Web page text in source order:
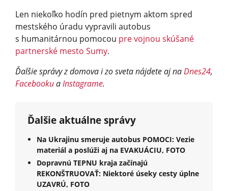
Len niekoľko hodín pred pietnym aktom spred
mestského úradu vypravili autobus
s humanitárnou pomocou pre vojnou skúšané
partnerské mesto Sumy.
Ďalšie správy z domova i zo sveta nájdete aj naDnes24,
FacebookuaInstagrame.
Ďalšie aktuálne správy
Na Ukrajinu smeruje autobus POMOCI: Vezie
materiál a poslúži aj na EVAKUÁCIU, FOTO
Dopravnú TEPNU kraja začínajú
REKONŠTRUOVAŤ: Niektoré úseky cesty úplne
UZAVRÚ, FOTO